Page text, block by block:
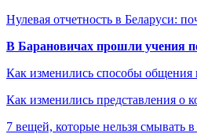
Нулевая отчетность в Беларуси:
В Барановичах прошли учения
Как изменились способы
Как изменились представления о
7 вещей, которые нельзя смывать в